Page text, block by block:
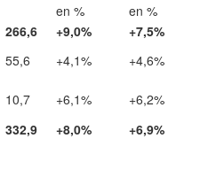
en %
en %
266,6 +9,0%
+7,5%
55,6 +4,1%
+4,6%
10,7 +6,1%
+6,2%
332,9 +8,0% +6,9%